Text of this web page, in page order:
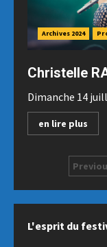
Archives 2024
Christelle
Dimanche 14
en lire plus
L'esprit du